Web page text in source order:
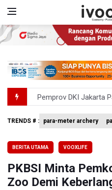
Pemprov DKI Jakarta
Pertumbuhan
BNPB Minta Pemprov
Kemensos Targetkan
TRENDS # : para-meter archery
BERITA UTAMA VOOXLIFE
PKBSI Minta
Zoo Demi